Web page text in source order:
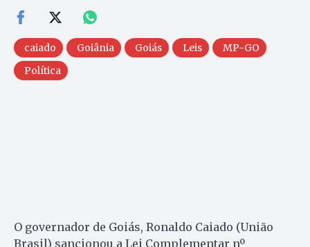
caiado Goiânia Goiás Leis
MP-GO
Política
O governador de Goiás, Ronaldo Caiado (União
Brasil) sancionou a Lei Complementar nº